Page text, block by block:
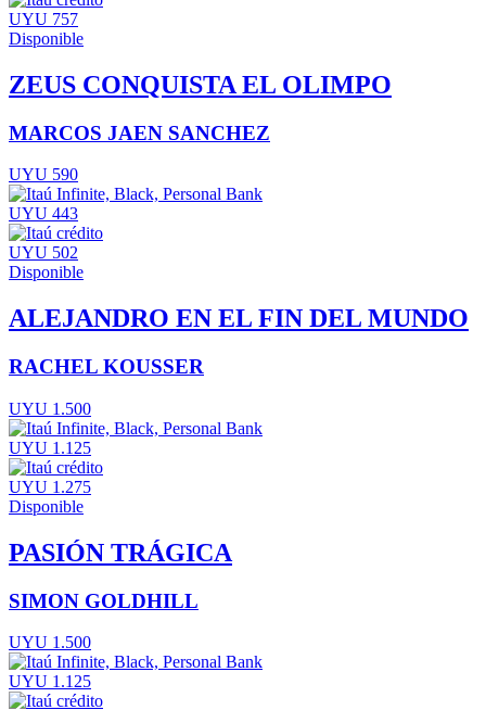
UYU 757
Disponible
ZEUS CONQUISTA EL OLIMPO
MARCOS JAEN SANCHEZ
UYU 590
UYU 443
UYU 502
Disponible
ALEJANDRO EN EL FIN DEL MUNDO
RACHEL KOUSSER
UYU 1.500
UYU 1.125
UYU 1.275
Disponible
PASIÓN TRÁGICA
SIMON GOLDHILL
UYU 1.500
UYU 1.125